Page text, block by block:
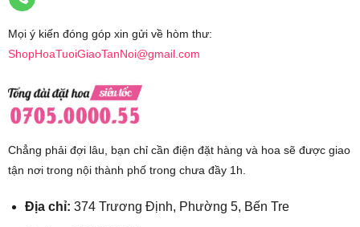
Mọi ý kiến đóng góp xin gửi về hòm thư:
ShopHoaTuoiGiaoTanNoi@gmail.com
Chẳng phải đợi lâu, bạn chỉ cần điện đặt hàng và hoa sẽ được giao
tận nơi trong nội thành phố trong chưa đầy 1h.
Địa chỉ: 374 Trương Định, Phường 5, Bến Tre